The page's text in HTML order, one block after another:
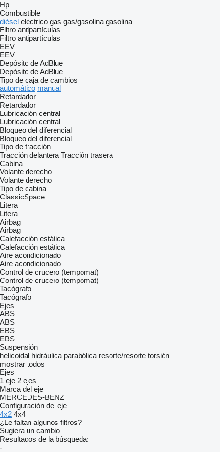
Hp
Combustible
diésel eléctrico gas gas/gasolina gasolina
Filtro antipartículas
Filtro antipartículas
EEV
EEV
Depósito de AdBlue
Depósito de AdBlue
Tipo de caja de cambios
automático manual
Retardador
Retardador
Lubricación central
Lubricación central
Bloqueo del diferencial
Bloqueo del diferencial
Tipo de tracción
Tracción delantera Tracción trasera
Cabina
Volante derecho
Volante derecho
Tipo de cabina
ClassicSpace
Litera
Litera
Airbag
Airbag
Calefacción estática
Calefacción estática
Aire acondicionado
Aire acondicionado
Control de crucero (tempomat)
Control de crucero (tempomat)
Tacógrafo
Tacógrafo
Ejes
ABS
ABS
EBS
EBS
Suspensión
helicoidal hidráulica parabólica resorte/resorte torsión
mostrar todos
Ejes
1 eje 2 ejes
Marca del eje
MERCEDES-BENZ
Configuración del eje
4x2 4x4
¿Le faltan algunos filtros?
Sugiera un cambio
Resultados de la búsqueda:
-